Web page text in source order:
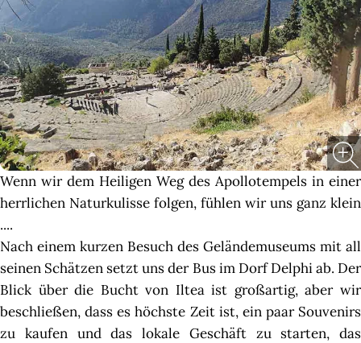
Wenn wir dem Heiligen Weg des Apollotempels in einer
herrlichen Naturkulisse folgen, fühlen wir uns ganz klein
....
Nach einem kurzen Besuch des Geländemuseums mit all
seinen Schätzen setzt uns der Bus im Dorf Delphi ab. Der
Blick über die Bucht von Iltea ist großartig, aber wir
beschließen, dass es höchste Zeit ist, ein paar Souvenirs
zu kaufen und das lokale Geschäft zu starten, das